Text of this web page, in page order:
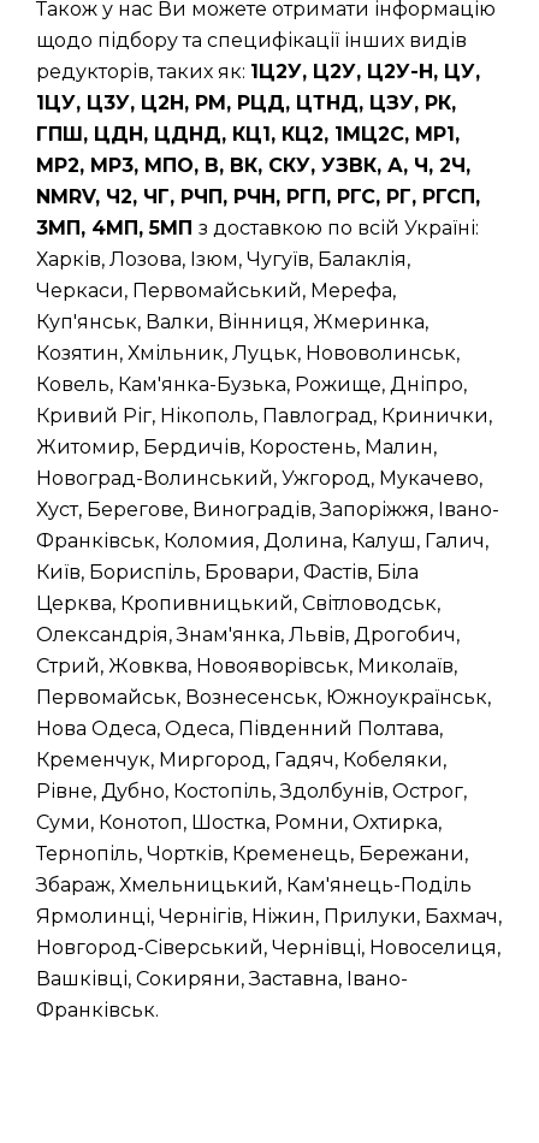
Також у нас Ви можете отримати інформацію
щодо підбору та специфікації інших видів
редукторів, таких як: 1Ц2У, Ц2У, Ц2У-Н, ЦУ,
1ЦУ, Ц3У, Ц2Н, РМ, РЦД, ЦТНД, ЦЗУ, РК,
ГПШ, ЦДН, ЦДНД, КЦ1, КЦ2, 1МЦ2С, МР1,
МР2, МР3, МПО, В, ВК, СКУ, УЗВК, А, Ч, 2Ч,
NMRV, Ч2, ЧГ, РЧП, РЧН, РГП, РГС, РГ, РГСП,
3МП, 4МП, 5МП з доставкою по всій Україні:
Харків, Лозова, Ізюм, Чугуїв, Балаклія,
Черкаси, Первомайський, Мерефа,
Куп'янськ, Валки, Вінниця, Жмеринка,
Козятин, Хмільник, Луцьк, Нововолинськ,
Ковель, Кам'янка-Бузька, Рожище, Дніпро,
Кривий Ріг, Нікополь, Павлоград, Кринички,
Житомир, Бердичів, Коростень, Малин,
Новоград-Волинський, Ужгород, Мукачево,
Хуст, Берегове, Виноградів, Запоріжжя, Івано-
Франківськ, Коломия, Долина, Калуш, Галич,
Київ, Бориспіль, Бровари, Фастів, Біла
Церква, Кропивницький, Світловодськ,
Олександрія, Знам'янка, Львів, Дрогобич,
Стрий, Жовква, Новояворівськ, Миколаїв,
Первомайськ, Вознесенськ, Южноукраїнськ,
Нова Одеса, Одеса, Південний Полтава,
Кременчук, Миргород, Гадяч, Кобеляки,
Рівне, Дубно, Костопіль, Здолбунів, Острог,
Суми, Конотоп, Шостка, Ромни, Охтирка,
Тернопіль, Чортків, Кременець, Бережани,
Збараж, Хмельницький, Кам'янець-Поділь
Ярмолинці, Чернігів, Ніжин, Прилуки, Бахмач,
Новгород-Сіверський, Чернівці, Новоселиця,
Вашківці, Сокиряни, Заставна, Івано-
Франківськ.